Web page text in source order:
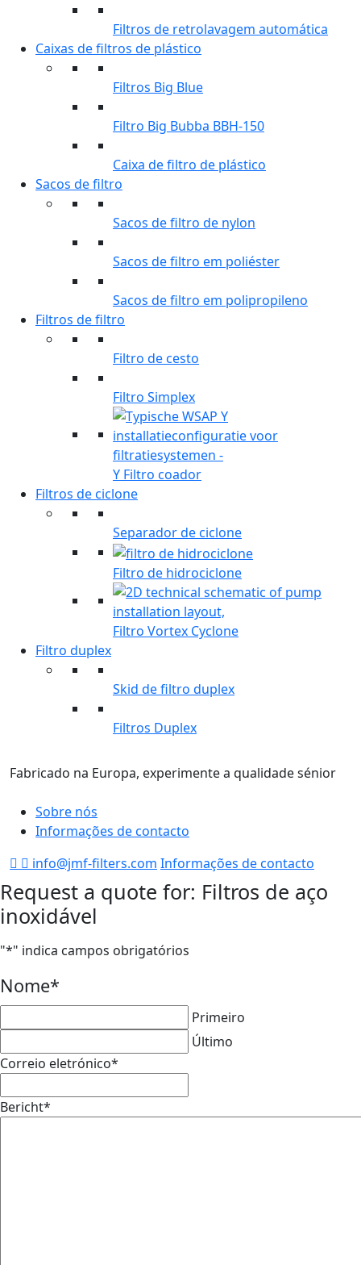
Filtros de retrolavagem automática
Caixas de filtros de plástico
Filtros Big Blue
Filtro Big Bubba BBH-150
Caixa de filtro de plástico
Sacos de filtro
Sacos de filtro de nylon
Sacos de filtro em poliéster
Sacos de filtro em polipropileno
Filtros de filtro
Filtro de cesto
Filtro Simplex
Y Filtro coador
Filtros de ciclone
Separador de ciclone
Filtro de hidrociclone
Filtro Vortex Cyclone
Filtro duplex
Skid de filtro duplex
Filtros Duplex
Fabricado na Europa, experimente a qualidade sénior
Sobre nós
Informações de contacto
info@jmf-filters.com Informações de contacto
Request a quote for: Filtros de aço
inoxidável
"*" indica campos obrigatórios
Nome*
Primeiro
Último
Correio eletrónico*
Bericht*